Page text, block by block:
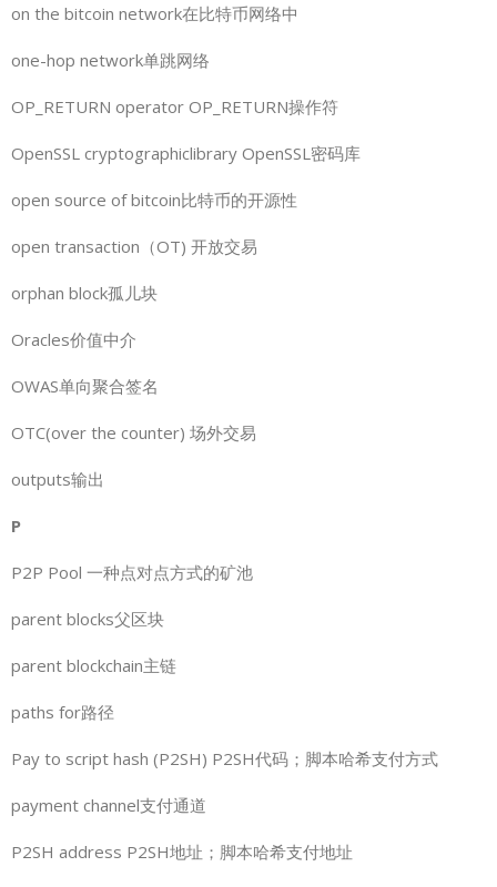
on the bitcoin network在比特币网络中
one-hop network单跳网络
OP_RETURN operator OP_RETURN操作符
OpenSSL cryptographiclibrary OpenSSL密码库
open source of bitcoin比特币的开源性
open transaction（OT) 开放交易
orphan block孤儿块
Oracles价值中介
OWAS单向聚合签名
OTC(over the counter) 场外交易
outputs输出
P
P2P Pool 一种点对点方式的矿池
parent blocks父区块
parent blockchain主链
paths for路径
Pay to script hash (P2SH) P2SH代码；脚本哈希支付方式
payment channel支付通道
P2SH address P2SH地址；脚本哈希支付地址